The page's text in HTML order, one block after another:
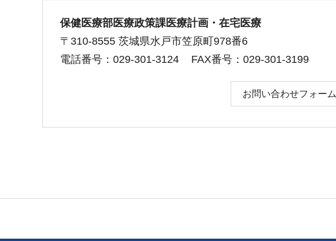
保健医療部医療政策課医療計画・在宅医療
〒310-8555 茨城県水戸市笠原町978番6
電話番号：029-301-3124
FAX番号：029-301-3199
お問い合わせフォーム